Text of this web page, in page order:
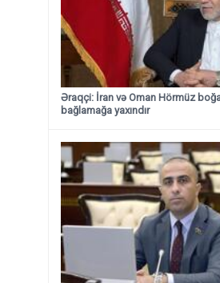
Əraqçi: İran və Oman Hörmüz
bağlamağa yaxındır